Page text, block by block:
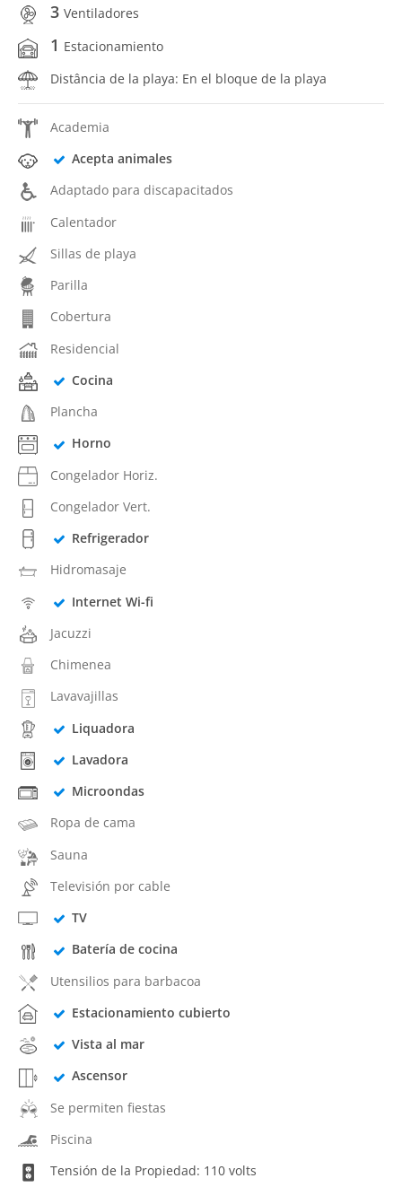
3 Ventiladores
1 Estacionamiento
Distância de la playa: En el bloque de la playa
Academia
Acepta animales
Adaptado para discapacitados
Calentador
Sillas de playa
Parilla
Cobertura
Residencial
Cocina
Plancha
Horno
Congelador Horiz.
Congelador Vert.
Refrigerador
Hidromasaje
Internet Wi-fi
Jacuzzi
Chimenea
Lavavajillas
Liquadora
Lavadora
Microondas
Ropa de cama
Sauna
Televisión por cable
TV
Batería de cocina
Utensilios para barbacoa
Estacionamiento cubierto
Vista al mar
Ascensor
Se permiten fiestas
Piscina
Tensión de la Propiedad: 110 volts